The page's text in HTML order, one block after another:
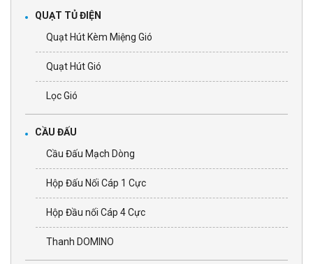
QUẠT TỦ ĐIỆN
Quạt Hút Kèm Miệng Gió
Quạt Hút Gió
Lọc Gió
CẦU ĐẤU
Cầu Đấu Mạch Dòng
Hộp Đấu Nối Cáp 1 Cực
Hộp Đầu nối Cáp 4 Cực
Thanh DOMINO